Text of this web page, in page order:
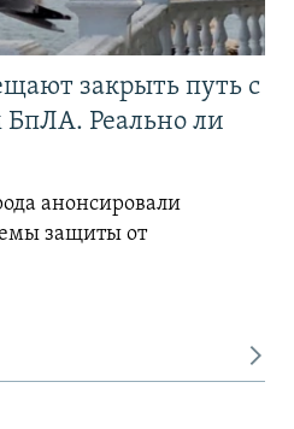
закрыть путь с
Реально ли
анонсировали
защиты от